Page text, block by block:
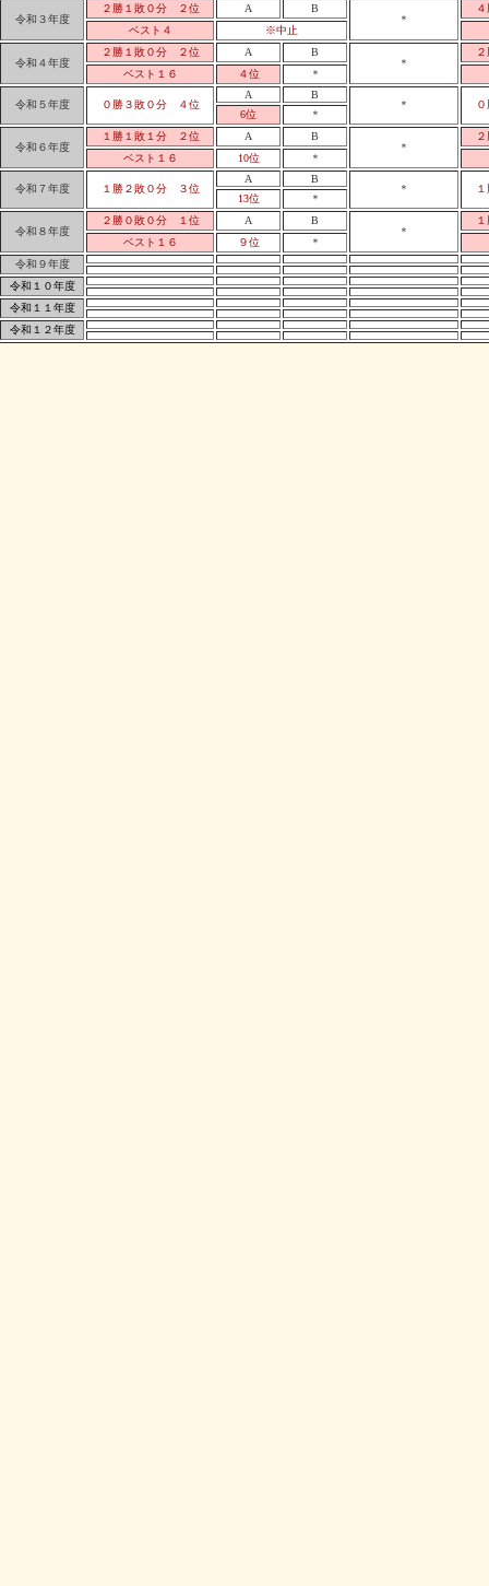
令和３年度
２勝１敗０分 ２位 A
B
＊
ベスト４
※中止
令和４年度
２勝１敗０分 ２位 A
B
＊
ベスト１６
４位 ＊
令和５年度 ０勝３敗０分 ４位
A
B
＊
6位
＊
令和６年度
１勝１敗１分 ２位 A
B
＊
ベスト１６
10位 ＊
令和７年度 １勝２敗０分 ３位
A
B
＊
13位
＊
令和８年度
２勝０敗０分 １位 A
B
＊
ベスト１６
９位
＊
令和９年度
令和１０年度
令和１１年度
令和１２年度